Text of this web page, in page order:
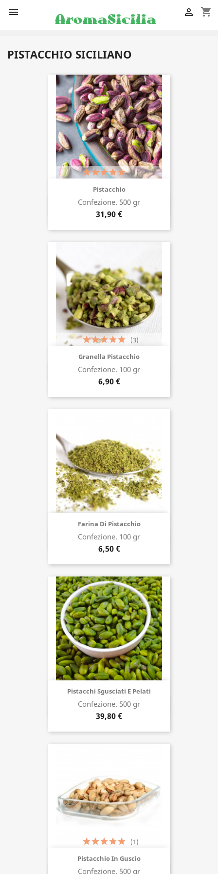
 shopping_cart

PISTACCHIO SICILIANO
Pistacchio
Confezione. 500 gr
31,90 €
(1)
Acquista ora
Granella Pistacchio
Confezione. 100 gr
6,90 €
(3)
Acquista ora
Farina Di Pistacchio
Confezione. 100 gr
6,50 €
Acquista ora
Pistacchi Sgusciati E Pelati
Confezione. 500 gr
39,80 €
Acquista ora
Pistacchio In Guscio
Confezione. 500 gr
(1)